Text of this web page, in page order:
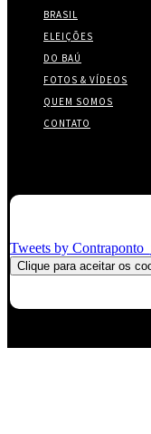
BRASIL
ELEIÇÕES
DO BAÚ
FOTOS & VÍDEOS
QUEM SOMOS
CONTATO
Tweets by
Clique para aceitar os